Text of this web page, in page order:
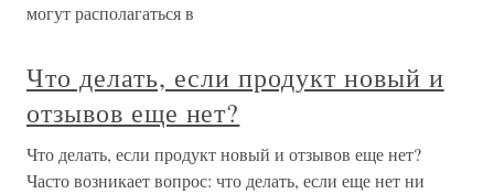
могут располагаться в
Что делать, если продукт новый и
отзывов еще нет?
Что делать, если продукт новый и отзывов еще нет?
Часто возникает вопрос: что делать, если еще нет ни